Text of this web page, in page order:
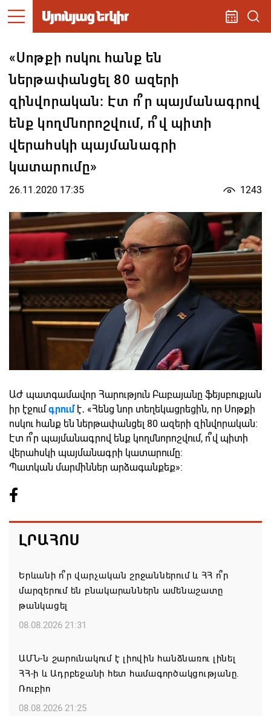
«Սոթքի ոսկու հանք են
ներթափանցել 80 ազերի
զինվորական։ Էտ ո՞ր պայմանագրով
ենք կողմնորոշվում, ո՞վ պիտի
վերահսկի պայմանագրի
կատարումը»
26.11.2020 17:35 1243
ԱԺ պատգամավոր Հարություն Բաբայանը ֆեյսբուքյան
իր էջումգրումէ․ «Հենց նոր տեղեկացրեցին, որ Սոթքի
ոսկու հանք են ներթափանցել 80 ազերի զինվորական։
Էտ ո՞ր պայմանագրով ենք կողմնորոշվում, ո՞վ պիտի
վերահսկի պայմանագրի կատարումը։
Պատկան մարմիններ արձագանքեք»։
ԼՐԱՀՈՍ
Երևանի ո՞ր վարչական շրջաններում և ՀՀ ո՞ր
մարզերում են բնակարաններն ամենաշատը
թանկացել
08.08.2026 21:31
ԱՄՆ-ն շարունակում է լիովին հանձնառու լինել
ՀՀ-ի և Ադրբեջանի հետ համագործակցությանը.
Ռուբիո
08.08.2026 21:25